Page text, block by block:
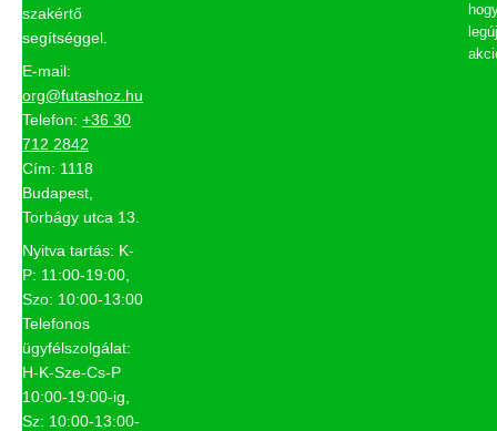
szakértő
segítséggel.
E-mail:
org@futashoz.hu
Telefon: +36 30
712 2842
Cím: 1118
Budapest,
Torbágy utca 13.
Nyitva tartás: K-
P: 11:00-19:00,
Szo: 10:00-13:00
Telefonos
ügyfélszolgálat:
H-K-Sze-Cs-P
10:00-19:00-ig,
Sz: 10:00-13:00-